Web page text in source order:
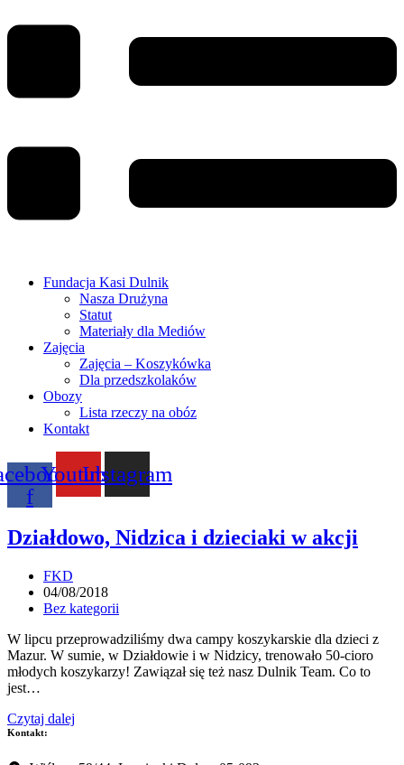
Fundacja Kasi Dulnik
Nasza Drużyna
Statut
Materiały dla Mediów
Zajęcia
Zajęcia – Koszykówka
Dla przedszkolaków
Obozy
Lista rzeczy na obóz
Kontakt
f
YoutubeInstagram
Działdowo, Nidzica i dzieciaki w akcji
Post
author:
FKD
Post
published:
04/08/2018
Post
Bez kategorii
W lipcu przeprowadziliśmy dwa campy koszykarskie dla dzieci z
Mazur. W sumie, w Działdowie i w Nidzicy, trenowało 50-cioro
młodych koszykarzy! Zawiązał się też nasz Dulnik Team. Co to
jest…
Czytaj dalej
Kontakt: